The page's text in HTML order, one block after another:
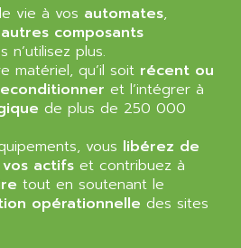
620
vie à vos automates,
composants
n’utilisez plus.
matériel, qu’il soit récent ou
et l’intégrer à
de plus de 250 000
vous libérez de
actifs et contribuez à
tout en soutenant le
opérationnelle des sites